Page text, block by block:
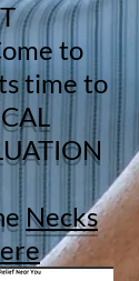
to
time to
Necks